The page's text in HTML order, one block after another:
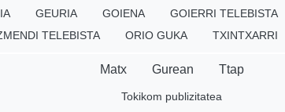
GEURIA GOIENA GOIERRI TELEBISTA
TELEBISTA ORIO GUKA TXINTXARRI
Matx Gurean Ttap
Tokikom publizitatea